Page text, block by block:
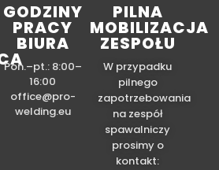
GODZINY
PRACY
BIURA
Pon.–pt.: 8:00–
16:00
office@pro-
welding.eu
PILNA
MOBILIZACJA
ZESPOŁU
W przypadku
pilnego
zapotrzebowania
na zespół
spawalniczy
prosimy o
kontakt: